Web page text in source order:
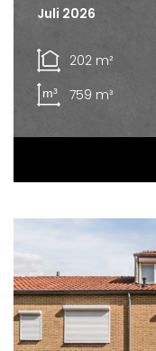
Juli 2026
202 m²
759 m³